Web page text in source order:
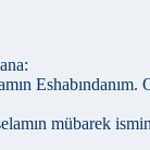
mübarek